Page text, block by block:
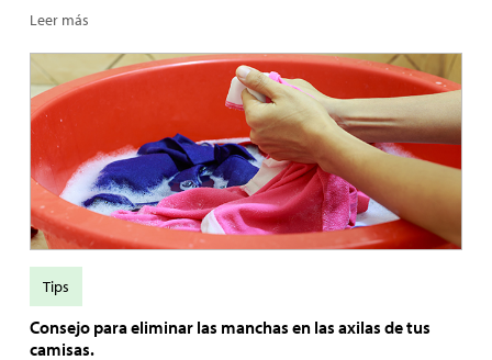
Leer más
Consejo para eliminar las manchas en las axilas de tus
camisas.
Tips